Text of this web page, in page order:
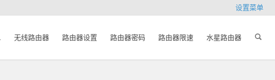
设置菜单
无线路由器 路由器设置 路由器密码 路由器限速 水星路由器